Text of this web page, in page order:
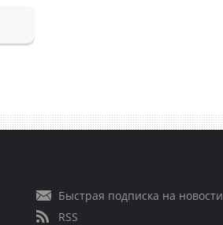
Быстрая подписка на новости
RSS